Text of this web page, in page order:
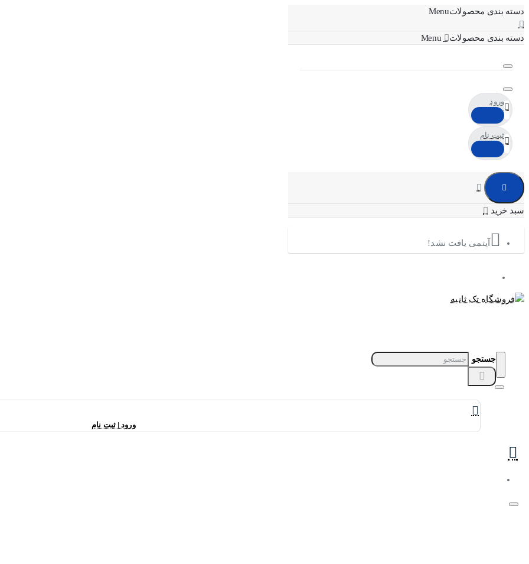
دسته بندی محصولات
دسته بندی محصولات
ورود
ثبت نام
آیتمی یافت نشد!
جستجو
ورود | ثبت نام